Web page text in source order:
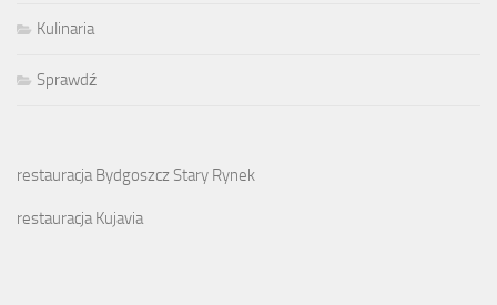
Kulinaria
Sprawdź
restauracja Bydgoszcz Stary Rynek
restauracja Kujavia